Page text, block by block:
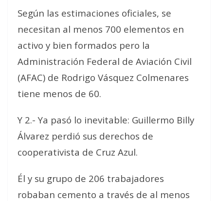
Según las estimaciones oficiales, se
necesitan al menos 700 elementos en
activo y bien formados pero la
Administración Federal de Aviación Civil
(AFAC) de Rodrigo Vásquez Colmenares
tiene menos de 60.
Y 2.- Ya pasó lo inevitable: Guillermo Billy
Álvarez perdió sus derechos de
cooperativista de Cruz Azul.
Él y su grupo de 206 trabajadores
robaban cemento a través de al menos